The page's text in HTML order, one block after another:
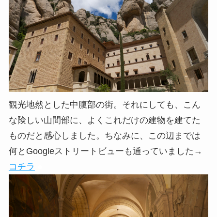
観光地然とした中腹部の街。それにしても、こん
な険しい山間部に、よくこれだけの建物を建てた
ものだと感心しました。ちなみに、この辺までは
何とGoogleストリートビューも通っていました→
コチラ